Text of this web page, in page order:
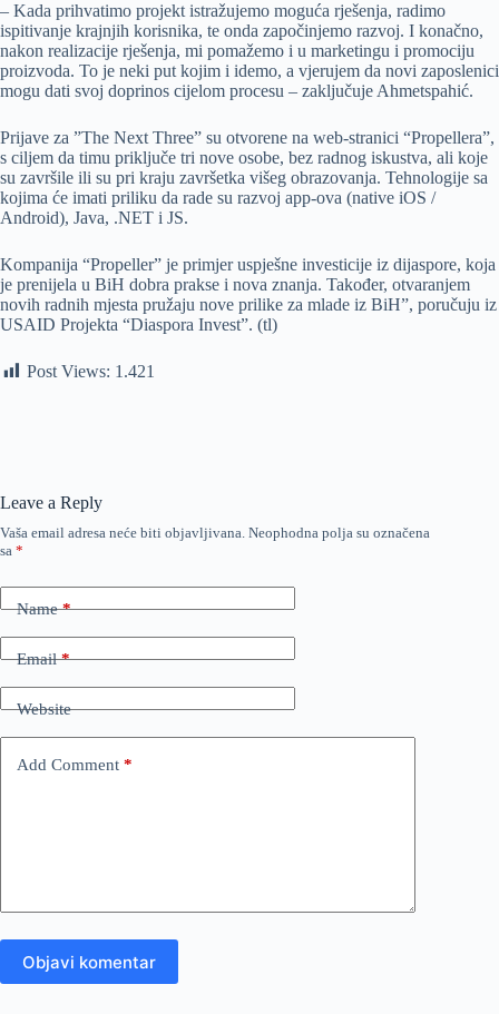
– Kada prihvatimo projekt istražujemo moguća rješenja, radimo
ispitivanje krajnjih korisnika, te onda započinjemo razvoj. I konačno,
nakon realizacije rješenja, mi pomažemo i u marketingu i promociju
proizvoda. To je neki put kojim i idemo, a vjerujem da novi zaposlenici
mogu dati svoj doprinos cijelom procesu – zaključuje Ahmetspahić.
Prijave za ”The Next Three” su otvorene na web-stranici “Propellera”,
s ciljem da timu priključe tri nove osobe, bez radnog iskustva, ali koje
su završile ili su pri kraju završetka višeg obrazovanja. Tehnologije sa
kojima će imati priliku da rade su razvoj app-ova (native iOS /
Android), Java, .NET i JS.
Kompanija “Propeller” je primjer uspješne investicije iz dijaspore, koja
je prenijela u BiH dobra prakse i nova znanja. Također, otvaranjem
novih radnih mjesta pružaju nove prilike za mlade iz BiH”, poručuju iz
USAID Projekta “Diaspora Invest”. (tl)
Post Views: 1.421
Leave a Reply
Vaša email adresa neće biti objavljivana. Neophodna polja su označena
sa *
Name*
Email*
Website
Add Comment *
Objavi komentar